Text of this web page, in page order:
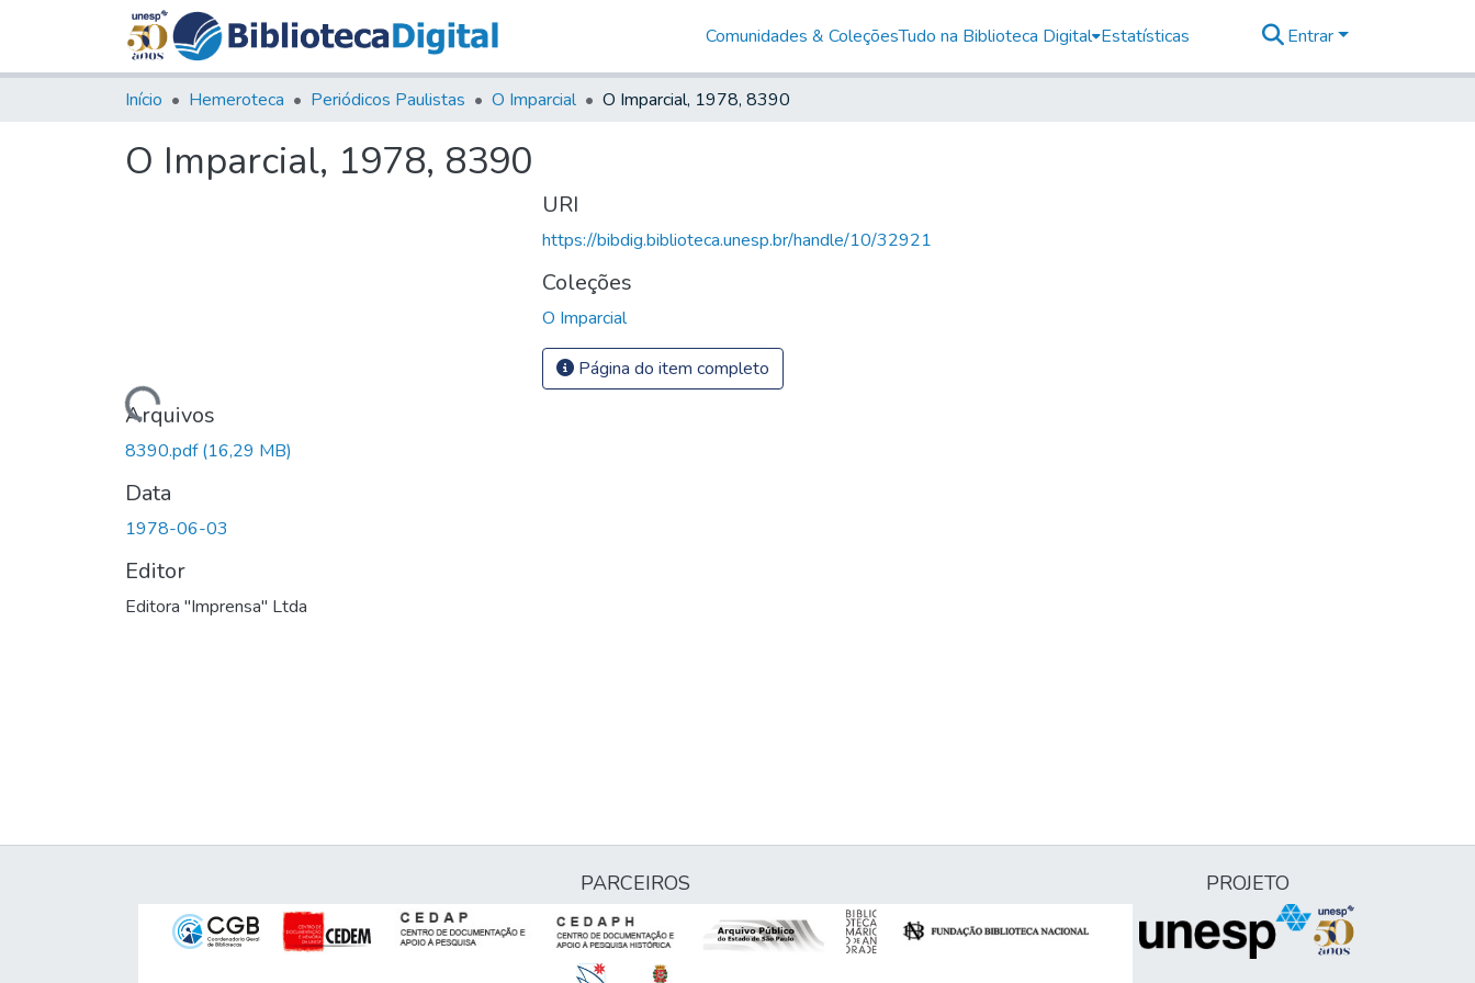
Comunidades & ColeçõesTudo na Biblioteca Digital Estatísticas Entrar
Início Hemeroteca Periódicos Paulistas O Imparcial O Imparcial, 1978, 8390
O Imparcial, 1978, 8390
Carregando...
Arquivos
8390.pdf(16,29 MB)
Data
1978-06-03
Editor
Editora "Imprensa" Ltda
URI
https://bibdig.biblioteca.unesp.br/handle/10/32921
Coleções
O Imparcial
Página do item completo
PARCEIROS PROJETO